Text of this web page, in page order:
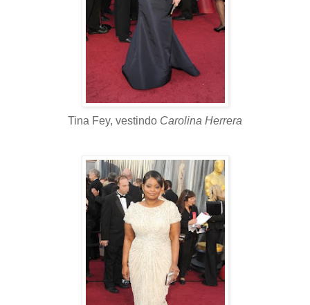
Tina Fey, vestindo Carolina Herrera